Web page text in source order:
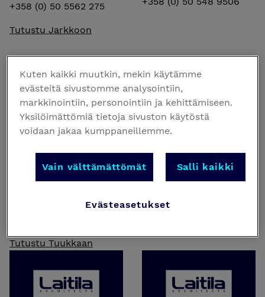
+358 (0) 50 5562 275
Tutustu Jarkkoon
Kotka
Tutustu Tuukkaan
Suunnitteluassistentti
Kuten kaikki muutkin, mekin käytämme
evästeitä sivustomme analysointiin,
markkinointiin, personointiin ja kehittämiseen.
Yksilöimättömiä tietoja sivuston käytöstä
voidaan jakaa kumppaneillemme.
Vain välttämättömät Salli kaikki
Evästeasetukset